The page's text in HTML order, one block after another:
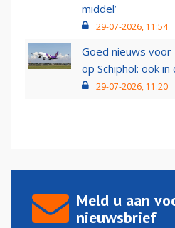
middel’
29-07-2026, 11:54
Goed nieuws
op Schiphol: ook
29-07-2026, 11:20
Meld u aan
nieuwsbrief